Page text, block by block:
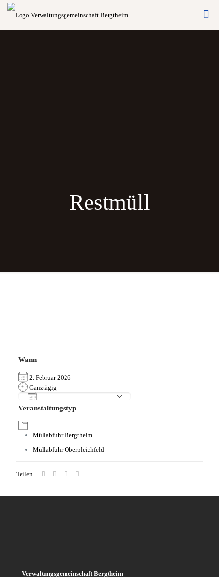
Restmüll
Wann
2. Februar 2026
Ganztägig
ICS herunterladenGoogle Kalender
Veranstaltungstyp
Müllabfuhr Bergtheim
Müllabfuhr Oberpleichfeld
Teilen
Verwaltungsgemeinschaft Bergtheim